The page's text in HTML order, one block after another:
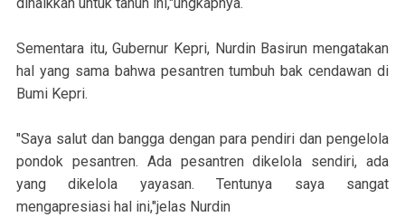
Sementara itu, Gubernur Kepri, Nurdin Basirun mengatakan
hal yang sama bahwa pesantren tumbuh bak cendawan di
Bumi Kepri.
"Saya salut dan bangga dengan para pendiri dan pengelola
pondok pesantren. Ada pesantren dikelola sendiri, ada
yang dikelola yayasan. Tentunya saya sangat
mengapresiasi hal ini,"jelas Nurdin